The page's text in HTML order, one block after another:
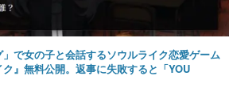
」で女の子と会話するソウルライク恋愛ゲーム
ク』無料公開。返事に失敗すると「YOU